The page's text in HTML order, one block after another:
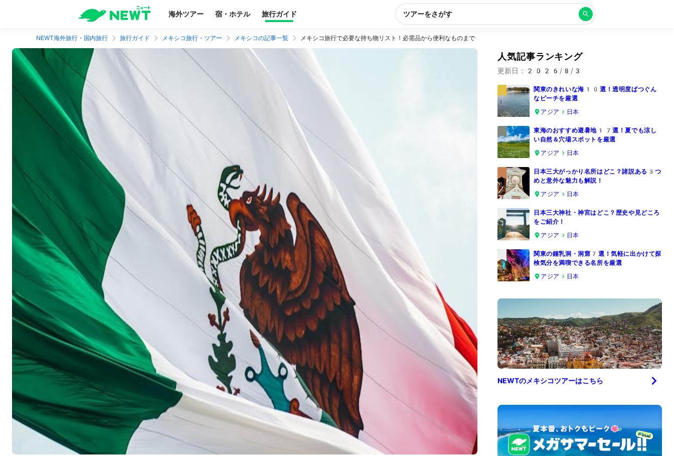
海外ツアー 宿・ホテル 旅行ガイド ツアーをさがす
NEWT海外旅行・国内旅行 旅行ガイド メキシコ旅行・ツアー メキシコの記事一覧 メキシコ旅行で必要な持ち物リスト！必需品から便利なものまで
人気記事ランキング
更新日： 2026/8/3
1
関東のきれいな海10選！透明度ばつぐん
なビーチを厳選
アジア
日本
2
東海のおすすめ避暑地17選！夏でも涼し
い自然＆穴場スポットを厳選
アジア
日本
3
日本三大がっかり名所はどこ？諸説ある3つ
めと意外な魅力も解説！
アジア
日本
4
日本三大神社・神宮はどこ？歴史や見どころ
をご紹介！
アジア
日本
5
関東の鍾乳洞・洞窟7選！気軽に出かけて探
検気分を満喫できる名所を厳選
アジア
日本
NEWTのメキシコツアーはこちら